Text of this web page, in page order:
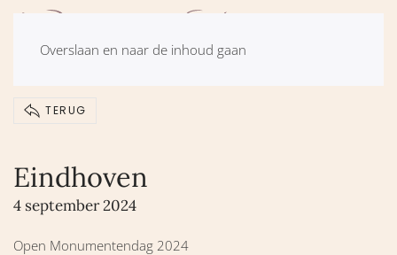
Overslaan en naar de inhoud gaan
TERUG
Eindhoven
4 september 2024
Open Monumentendag 2024